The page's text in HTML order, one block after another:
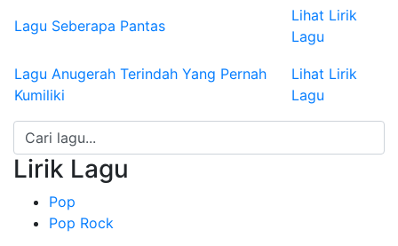
Lagu Seberapa Pantas
Lihat Lirik
Lagu
Lagu Anugerah Terindah Yang Pernah
Kumiliki
Lihat Lirik
Lagu
Lirik Lagu
Pop
Pop Rock